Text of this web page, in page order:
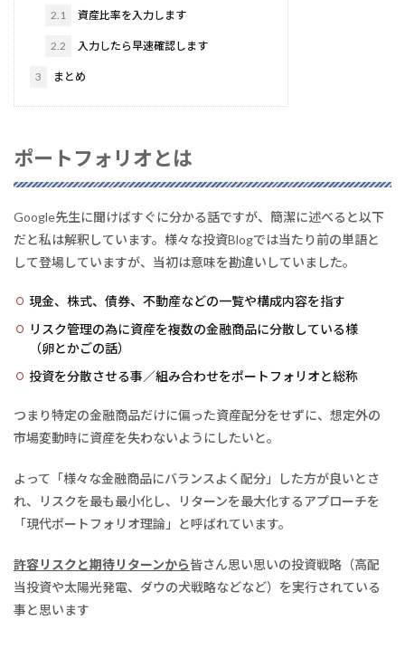
2.1 資産比率を入力します
2.2 入力したら早速確認します
3 まとめ
ポートフォリオとは
Google先生に聞けばすぐに分かる話ですが、簡潔に述べると以下
だと私は解釈しています。様々な投資Blogでは当たり前の単語と
して登場していますが、当初は意味を勘違いしていました。
現金、株式、債券、不動産などの一覧や構成内容を指す
リスク管理の為に資産を複数の金融商品に分散している様
（卵とかごの話）
投資を分散させる事／組み合わせをポートフォリオと総称
つまり特定の金融商品だけに偏った資産配分をせずに、想定外の
市場変動時に資産を失わないようにしたいと。
よって「様々な金融商品にバランスよく配分」した方が良いとさ
れ、リスクを最も最小化し、リターンを最大化するアプローチを
「現代ポートフォリオ理論」と呼ばれています。
許容リスクと期待リターンから皆さん思い思いの投資戦略（高配
当投資や太陽光発電、ダウの犬戦略などなど）を実行されている
事と思います